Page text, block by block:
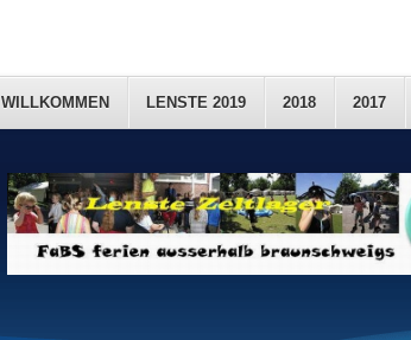
WILLKOMMEN LENSTE 2019 2018 2017